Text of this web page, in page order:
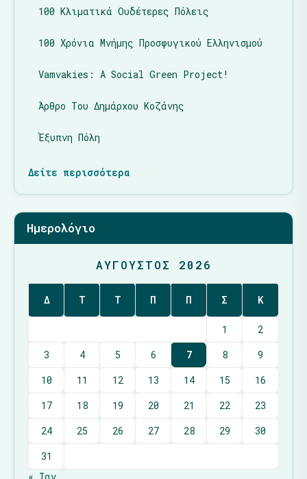
100 Κλιματικά Ουδέτερες Πόλεις
100 Χρόνια Μνήμης Προσφυγικού Ελληνισμού
Vamvakies: A Social Green Project!
Άρθρο Του Δημάρχου Κοζάνης
Έξυπνη Πόλη
Δείτε περισσότερα
Ημερολόγιο
ΑΎΓΟΥΣΤΟΣ 2026
Δ Τ Τ Π Π Σ Κ
1
2
3
4 5 6 7 8
9
10
11 12 13 14 15
16
17
18 19 20 21 22
23
24
25 26 27 28 29
30
31